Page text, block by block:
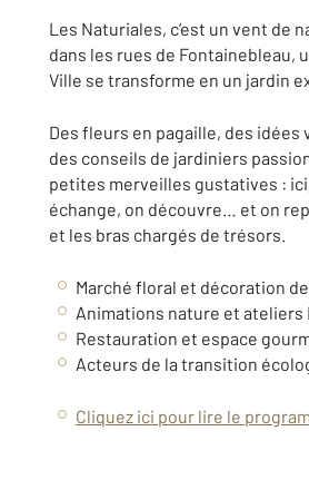
Les Naturiales, c’est un vent de
dans les rues de Fontainebleau,
Ville se transforme en un jardin
Des fleurs en pagaille, des idées
des conseils de jardiniers
petites merveilles gustatives :
échange, on découvre… et on
et les bras chargés de trésors.
Marché floral et décoration
Animations nature et ateliers
Restauration et espace
Acteurs de la transition
Cliquez ici pour lire le